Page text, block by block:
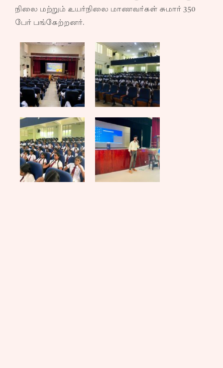
நிலை மற்றும் உயர்நிலை மாணவர்கள் சுமார் 350
பேர் பங்கேற்றனர்.